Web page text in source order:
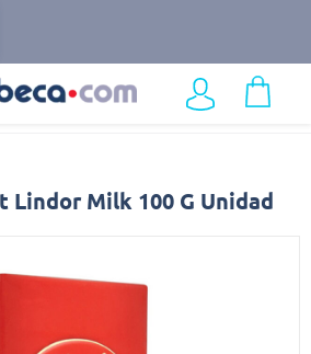
Lindor Milk 100 G Unidad